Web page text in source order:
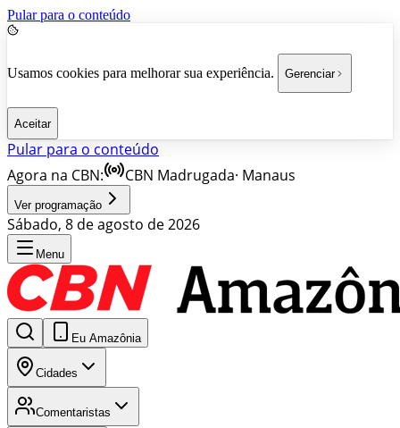
Pular para o conteúdo
Usamos cookies para melhorar sua experiência. Gerenciar
Aceitar
Pular para o conteúdo
Agora na CBN:
CBN Madrugada· Manaus
Ver programação
Sábado, 8 de agosto de 2026
Menu
Eu Amazônia
Cidades
Comentaristas